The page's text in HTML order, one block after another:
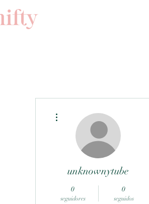
unknownytube
0
seguidores
0
seguidos